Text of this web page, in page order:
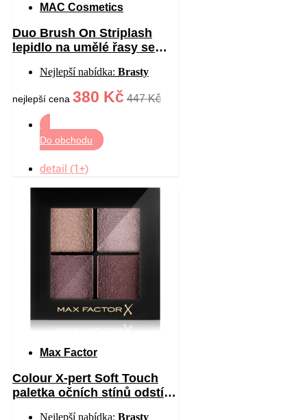
MAC Cosmetics
Duo Brush On Striplash
lepidlo na umělé řasy se
White/Clear 5 g
Nejlepší nabídka: Brasty
nejlepší cena 380 Kč 447 Kč
Do obchodu
detail (1+)
Max Factor
Colour X-pert Soft Touch
paletka očních stínů odstín
Nejlepší nabídka: Brasty